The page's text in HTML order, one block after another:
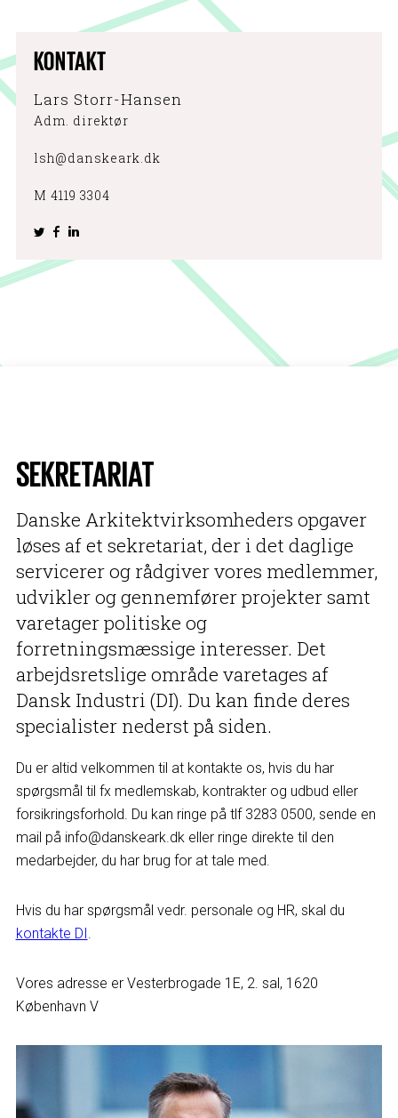
KONTAKT
Lars Storr-Hansen
Adm. direktør
lsh@danskeark.dk
M 4119 3304
SEKRETARIAT
Danske Arkitektvirksomheders opgaver
løses af et sekretariat, der i det daglige
servicerer og rådgiver vores medlemmer,
udvikler og gennemfører projekter samt
varetager politiske og
forretningsmæssige interesser. Det
arbejdsretslige område varetages af
Dansk Industri (DI). Du kan finde deres
specialister nederst på siden.
Du er altid velkommen til at kontakte os, hvis du har
spørgsmål til fx medlemskab, kontrakter og udbud eller
forsikringsforhold. Du kan ringe på tlf 3283 0500, sende en
mail på info@danskeark.dk eller ringe direkte til den
medarbejder, du har brug for at tale med.
Hvis du har spørgsmål vedr. personale og HR, skal du
kontakte DI.
Vores adresse er Vesterbrogade 1E, 2. sal, 1620
København V